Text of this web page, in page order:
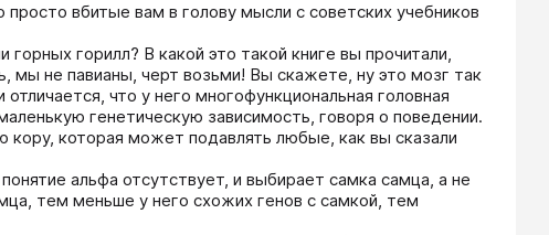
вбитые вам в голову мысли с советских учебников
горилл? В какой это такой книге вы прочитали,
не павианы, черт возьми! Вы скажете, ну это мозг так
что у него многофункциональная головная
генетическую зависимость, говоря о поведении.
которая может подавлять любые, как вы сказали
альфа отсутствует, и выбирает самка самца, а не
тем меньше у него схожих генов с самкой, тем